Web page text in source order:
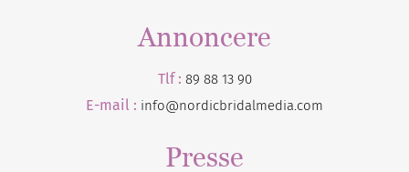
Annoncere
Tlf : 89 88 13 90
E-mail : info@nordicbridalmedia.com
Presse